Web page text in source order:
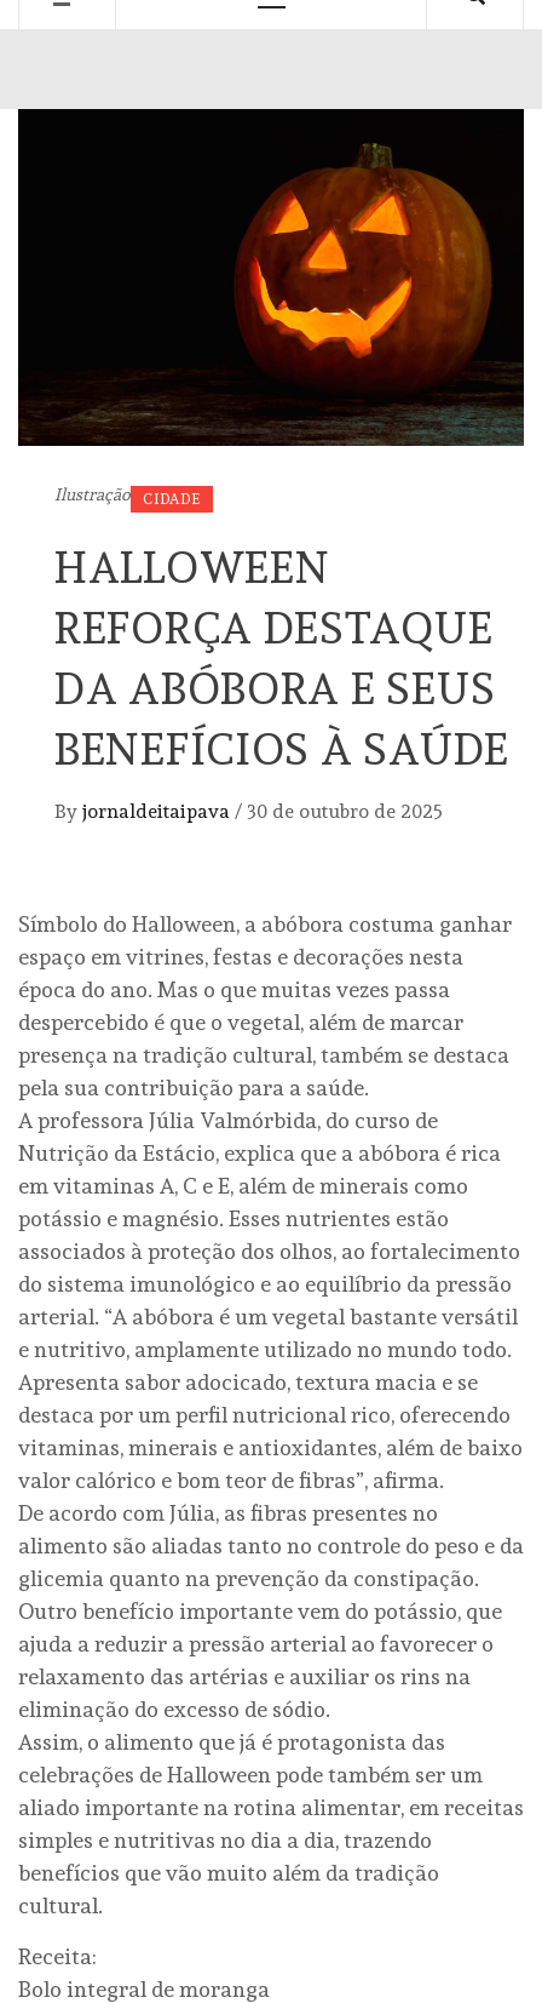
Ilustração CIDADE
HALLOWEEN
REFORÇA DESTAQUE
DA ABÓBORA E SEUS
BENEFÍCIOS À SAÚDE
By jornaldeitaipava / 30 de outubro de 2025
Símbolo do Halloween, a abóbora costuma ganhar
espaço em vitrines, festas e decorações nesta
época do ano. Mas o que muitas vezes passa
despercebido é que o vegetal, além de marcar
presença na tradição cultural, também se destaca
pela sua contribuição para a saúde.
A professora Júlia Valmórbida, do curso de
Nutrição da Estácio, explica que a abóbora é rica
em vitaminas A, C e E, além de minerais como
potássio e magnésio. Esses nutrientes estão
associados à proteção dos olhos, ao fortalecimento
do sistema imunológico e ao equilíbrio da pressão
arterial. “A abóbora é um vegetal bastante versátil
e nutritivo, amplamente utilizado no mundo todo.
Apresenta sabor adocicado, textura macia e se
destaca por um perfil nutricional rico, oferecendo
vitaminas, minerais e antioxidantes, além de baixo
valor calórico e bom teor de fibras”, afirma.
De acordo com Júlia, as fibras presentes no
alimento são aliadas tanto no controle do peso e da
glicemia quanto na prevenção da constipação.
Outro benefício importante vem do potássio, que
ajuda a reduzir a pressão arterial ao favorecer o
relaxamento das artérias e auxiliar os rins na
eliminação do excesso de sódio.
Assim, o alimento que já é protagonista das
celebrações de Halloween pode também ser um
aliado importante na rotina alimentar, em receitas
simples e nutritivas no dia a dia, trazendo
benefícios que vão muito além da tradição
cultural.
Receita:
Bolo integral de moranga